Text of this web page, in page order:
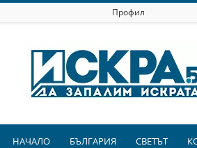
Профил
Искра.бг
НАЧАЛО БЪЛГАРИЯ СВЕТЪТ